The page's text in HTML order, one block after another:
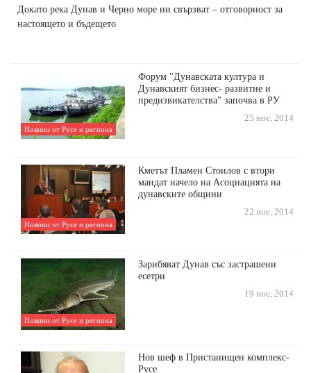
Докато река Дунав и Черно море ни свързват – отговорност за
настоящето и бъдещето
Новини от Русе и региона
Форум "Дунавската култура и
Дунавският бизнес- развитие и
предизвикателства" започва в РУ
25 ное, 2014
Новини от Русе и региона
Кметът Пламен Стоилов с втори
мандат начело на Асоциацията на
дунавските общини
22 ное, 2014
Новини от Русе и региона
Зарибяват Дунав със застрашени
есетри
19 ное, 2014
Нов шеф в Пристанищен комплекс-
Русе